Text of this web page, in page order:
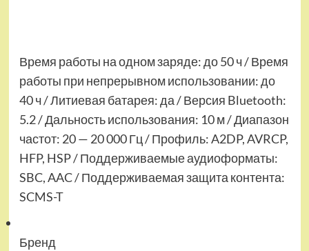
Время работы на одном заряде: до 50 ч / Время
работы при непрерывном использовании: до
40 ч / Литиевая батарея: да / Версия Bluetooth:
5.2 / Дальность использования: 10 м / Диапазон
частот: 20 — 20 000 Гц / Профиль: A2DP, AVRCP,
HFP, HSP / Поддерживаемые аудиоформаты:
SBC, AAC / Поддерживаемая защита контента:
SCMS-T
Бренд